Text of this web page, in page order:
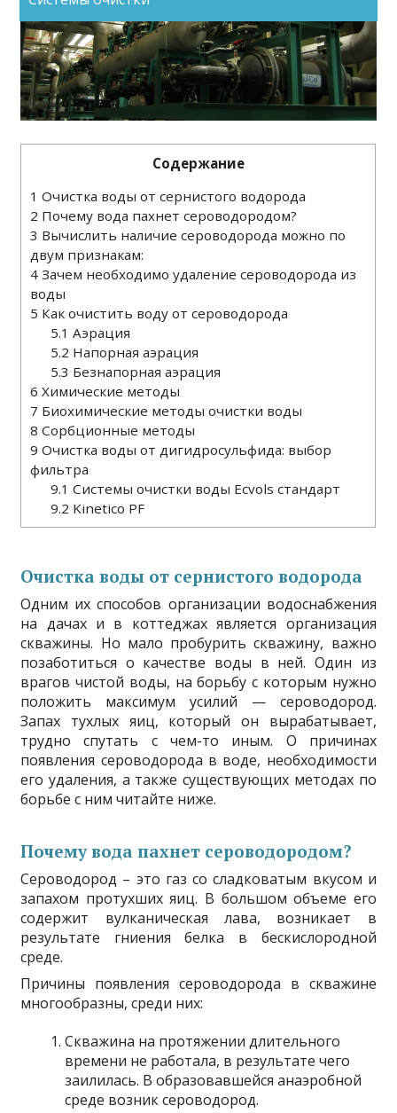
Содержание
1 Очистка воды от сернистого водорода
2 Почему вода пахнет сероводородом?
3 Вычислить наличие сероводорода можно по
двум признакам:
4 Зачем необходимо удаление сероводорода из
воды
5 Как очистить воду от сероводорода
5.1 Аэрация
5.2 Напорная аэрация
5.3 Безнапорная аэрация
6 Химические методы
7 Биохимические методы очистки воды
8 Сорбционные методы
9 Очистка воды от дигидросульфида: выбор
фильтра
9.1 Системы очистки воды Ecvols стандарт
9.2 Kinetico PF
Очистка воды от сернистого водорода
Одним их способов организации водоснабжения
на дачах и в коттеджах является организация
скважины. Но мало пробурить скважину, важно
позаботиться о качестве воды в ней. Один из
врагов чистой воды, на борьбу с которым нужно
положить максимум усилий — сероводород.
Запах тухлых яиц, который он вырабатывает,
трудно спутать с чем-то иным. О причинах
появления сероводорода в воде, необходимости
его удаления, а также существующих методах по
борьбе с ним читайте ниже.
Почему вода пахнет сероводородом?
Сероводород – это газ со сладковатым вкусом и
запахом протухших яиц. В большом объеме его
содержит вулканическая лава, возникает в
результате гниения белка в бескислородной
среде.
Причины появления сероводорода в скважине
многообразны, среди них:
Скважина на протяжении длительного
времени не работала, в результате чего
заилилась. В образовавшейся анаэробной
среде возник сероводород.